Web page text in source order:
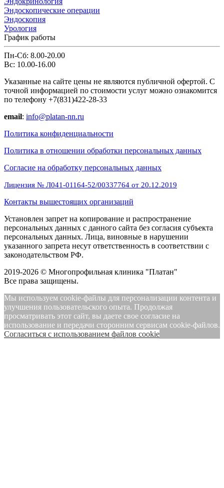
Эндоскопические операции
Эндоскопия
Урология
График работы
Пн-Сб: 8.00-20.00
Вс: 10.00-16.00
Указанные на сайте цены не являются публичной офертой. С
точной информацией по стоимости услуг можно ознакомится
по телефону +7(831)422-28-33
email: info@platan-nn.ru
Политика конфиденциальности
Политика в отношении обработки персональных данных
Cогласие на обработку персональных данных
Лицензия № Л041-01164-52/00337764 от 20.12.2019
Контакты вышестоящих организаций
Установлен запрет на копирование и распространение
персональных данных с данного сайта без согласия субъекта
персональных данных. Лица, виновные в нарушении
указанного запрета несут ответственность в соответствии с
законодательством РФ.
2019-2026 © Многопрофильная клиника "Платан"
Все права защищены.
Мы используем cookie-файлы для персонализации контента и
улучшения пользовательского опыта. Продолжая
просматривать этот сайт, вы даете свое согласие на
использование и передачи сторонним сервисам cookie-файлов.
Cогласиться с использованием файлов cookie